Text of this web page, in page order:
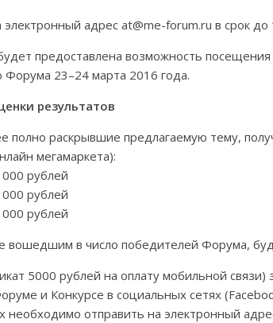
адрес at@me-forum.ru в срок до
предоставлена возможность
Форума 23–24 марта 2016 года.
результатов
полно раскрывшие предлагаемую тему,
мегамаркета):
рублей
рублей
рублей
вошедшим в число победителей Форума,
5000 рублей на оплату мобильной связи)
и Конкурсе в социальных сетях
необходимо отправить на электронный